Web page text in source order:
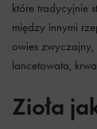
które tradycyjnie
między innymi
owies
lancetowata,
Zioła